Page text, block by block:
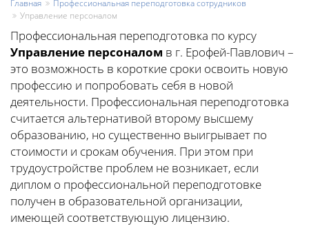
Главная
Профессиональная переподготовка сотрудников
Управление персоналом
Профессиональная переподготовка по курсу
Управление персоналом в г. Ерофей-Павлович –
это возможность в короткие сроки освоить новую
профессию и попробовать себя в новой
деятельности. Профессиональная переподготовка
считается альтернативой второму высшему
образованию, но существенно выигрывает по
стоимости и срокам обучения. При этом при
трудоустройстве проблем не возникает, если
диплом о профессиональной переподготовке
получен в образовательной организации,
имеющей соответствующую лицензию.